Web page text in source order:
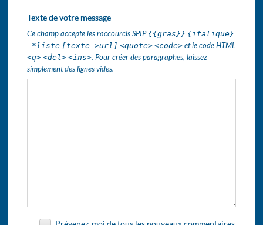
Texte de votre message
Ce champ accepte les raccourcis SPIP {{gras}} {italique}
-*liste [texte->url] <quote> <code> et le code HTML
<q> <del> <ins>. Pour créer des paragraphes, laissez
simplement des lignes vides.